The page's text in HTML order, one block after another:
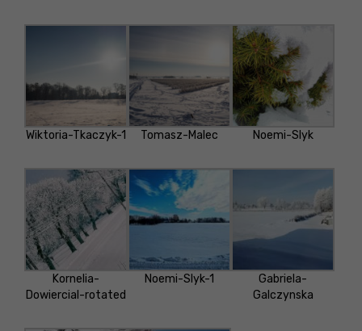
Wiktoria-Tkaczyk-1 Tomasz-Malec Noemi-Slyk
Kornelia-
Dowiercial-rotated
Noemi-Slyk-1
Gabriela-
Galczynska